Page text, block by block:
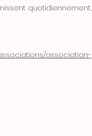
quotidiennement,
association-